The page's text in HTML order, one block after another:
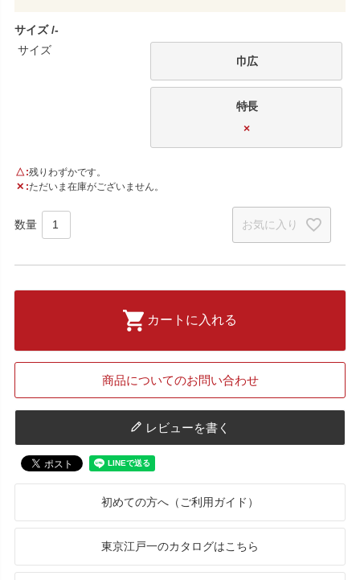
サイズ ‐
サイズ
巾広
特長
×
△ 残りわずかです。
✕ ただいま在庫がございません。
お気に入り
カートに入れる
商品についてのお問い合わせ
レビューを書く
初めての方へ（ご利用ガイド）
東京江戸一のカタログはこちら